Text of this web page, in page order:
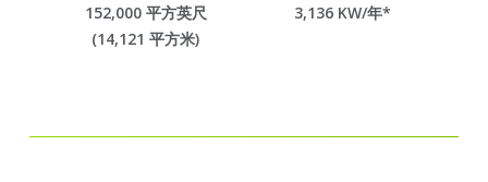
152,000 平方英尺
(14,121 平方米)
3,136KW/年*